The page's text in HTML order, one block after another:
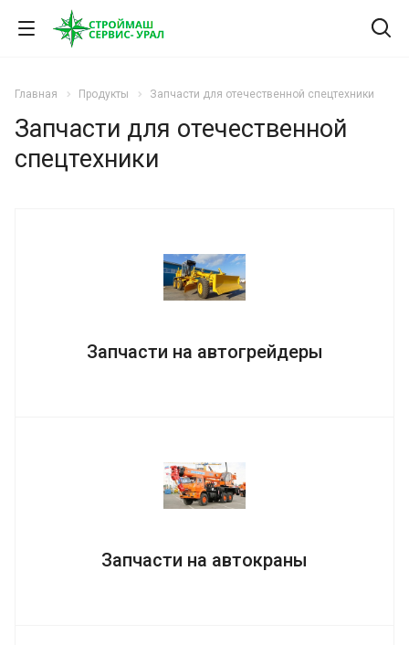
Главная Продукты Запчасти для отечественной спецтехники
Запчасти для отечественной
спецтехники
Запчасти на автогрейдеры
Запчасти на автокраны